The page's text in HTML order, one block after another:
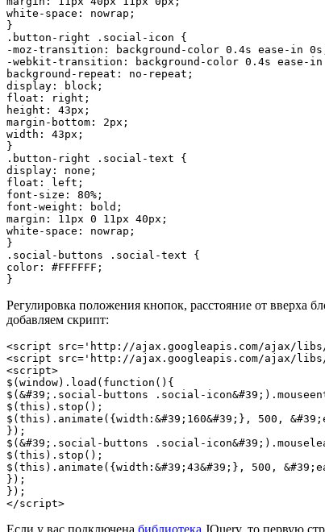
white-space: nowrap;
}
.button-right .social-icon {
-moz-transition: background-color 0.4s ease-in
-webkit-transition: background-color 0.4s ease-in
background-repeat: no-repeat;
display: block;
float: right;
height: 43px;
margin-bottom: 2px;
width: 43px;
}
.button-right .social-text {
display: none;
float: left;
font-size: 80%;
font-weight: bold;
margin: 11px 0 11px 40px;
white-space: nowrap;
}
.social-buttons .social-text {
color: #FFFFFF;
}
Регулировка положения кнопок, расстояние от вверха
добавляем скрипт:
<script src='http://ajax.googleapis.com/ajax/
<script src='http://ajax.googleapis.com/ajax/
<script>
$(window).load(function(){
$(&#39;.social-buttons .social-
$(this).stop();
$(this).animate({width:&#39;160&#39;}, 500,
});
$(&#39;.social-buttons .social-
$(this).stop();
$(this).animate({width:&#39;43&#39;}, 500,
});
});
</script>
Если у вас подключена библиотека JQuery, то первую